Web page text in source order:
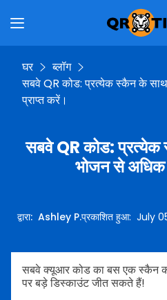
घर
ब्लॉग
सबवे QR कोड: प्रत्येक स्कैन के
प्राप्त करें।
सबवे QR कोड:
भोजन से अधिक
द्वारा: Ashley P.प्रकाशित हुआ: July
सबवे क्यूआर कोड का बस एक स्कैन
पर बड़े डिस्काउंट जीत सकते हैं!